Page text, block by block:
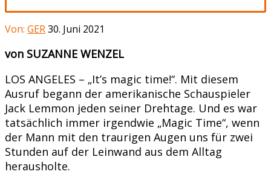
Von: GER30. Juni 2021
von SUZANNE WENZEL
LOS ANGELES – „It’s magic time!“. Mit diesem
Ausruf begann der amerikanische Schauspieler
Jack Lemmon jeden seiner Drehtage. Und es war
tatsächlich immer irgendwie „Magic Time“, wenn
der Mann mit den traurigen Augen uns für zwei
Stunden auf der Leinwand aus dem Alltag
herausholte.